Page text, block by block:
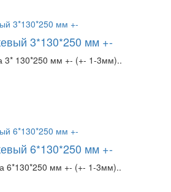
3*130*250 мм +-
3* 130*250 мм +- (+- 1-3мм)..
6*130*250 мм +-
6*130*250 мм +- (+- 1-3мм)..